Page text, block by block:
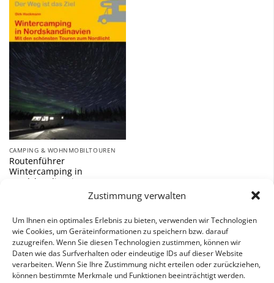
Zustimmung verwalten
Um Ihnen ein optimales Erlebnis zu bieten, verwenden wir Technologien
wie Cookies, um Geräteinformationen zu speichern bzw. darauf
zuzugreifen. Wenn Sie diesen Technologien zustimmen, können wir
Daten wie das Surfverhalten oder eindeutige IDs auf dieser Website
verarbeiten. Wenn Sie Ihre Zustimmung nicht erteilen oder zurückziehen,
können bestimmte Merkmale und Funktionen beeinträchtigt werden.
Zu
Wunschliste
hinzufügen
CAMPING & WOHNMOBILTOUREN
Routenführer
Wintercamping in
Nordskandinavien
inkl. 7 % MwSt.